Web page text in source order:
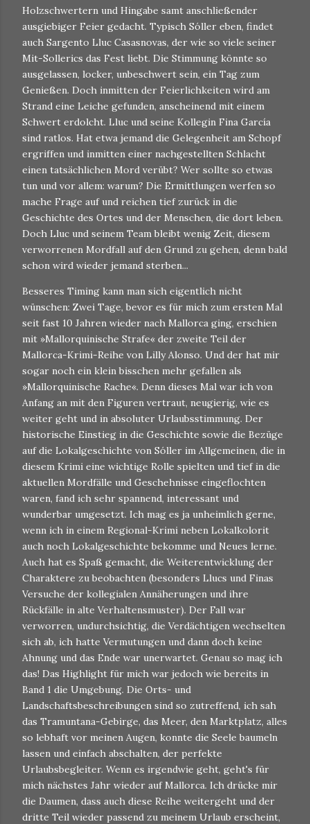
Holzschwertern und Hingabe samt anschließender
ausgiebiger Feier gedacht. Typisch Sóller eben, findet
auch Sargento Lluc Casasnovas, der wie so viele seiner
Mit-Sollerics das Fest liebt. Die Stimmung könnte so
ausgelassen, locker, unbeschwert sein, ein Tag zum
Genießen. Doch inmitten der Feierlichkeiten wird am
Strand eine Leiche gefunden, anscheinend mit einem
Schwert erdolcht. Lluc und seine Kollegin Fina García
sind ratlos. Hat etwa jemand die Gelegenheit am Schopf
ergriffen und inmitten einer nachgestellten Schlacht
einen tatsächlichen Mord verübt? Wer sollte so etwas
tun und vor allem: warum? Die Ermittlungen werfen so
mache Frage auf und reichen tief zurück in die
Geschichte des Ortes und der Menschen, die dort leben.
Doch Lluc und seinem Team bleibt wenig Zeit, diesem
verworrenen Mordfall auf den Grund zu gehen, denn bald
schon wird wieder jemand sterben...
Besseres Timing kann man sich eigentlich nicht
wünschen: Zwei Tage, bevor es für mich zum ersten Mal
seit fast 10 Jahren wieder nach Mallorca ging, erschien
mit »Mallorquinische Strafe« der zweite Teil der
Mallorca-Krimi-Reihe von Lilly Alonso. Und der hat mir
sogar noch ein klein bisschen mehr gefallen als
»Mallorquinische Rache«. Denn dieses Mal war ich von
Anfang an mit den Figuren vertraut, neugierig, wie es
weiter geht und in absoluter Urlaubsstimmung. Der
historische Einstieg in die Geschichte sowie die Bezüge
auf die Lokalgeschichte von Sóller im Allgemeinen, die in
diesem Krimi eine wichtige Rolle spielten und tief in die
aktuellen Mordfälle und Geschehnisse eingeflochten
waren, fand ich sehr spannend, interessant und
wunderbar umgesetzt. Ich mag es ja unheimlich gerne,
wenn ich in einem Regional-Krimi neben Lokalkolorit
auch noch Lokalgeschichte bekomme und Neues lerne.
Auch hat es Spaß gemacht, die Weiterentwicklung der
Charaktere zu beobachten (besonders Llucs und Finas
Versuche der kollegialen Annäherungen und ihre
Rückfälle in alte Verhaltensmuster). Der Fall war
verworren, undurchsichtig, die Verdächtigen wechselten
sich ab, ich hatte Vermutungen und dann doch keine
Ahnung und das Ende war unerwartet. Genau so mag ich
das! Das Highlight für mich war jedoch wie bereits in
Band 1 die Umgebung. Die Orts- und
Landschaftsbeschreibungen sind so zutreffend, ich sah
das Tramuntana-Gebirge, das Meer, den Marktplatz, alles
so lebhaft vor meinen Augen, konnte die Seele baumeln
lassen und einfach abschalten, der perfekte
Urlaubsbegleiter. Wenn es irgendwie geht, geht's für
mich nächstes Jahr wieder auf Mallorca. Ich drücke mir
die Daumen, dass auch diese Reihe weitergeht und der
dritte Teil wieder passend zu meinem Urlaub erscheint,